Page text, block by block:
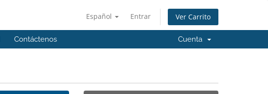
Español Entrar Ver Carrito
Contáctenos Cuenta